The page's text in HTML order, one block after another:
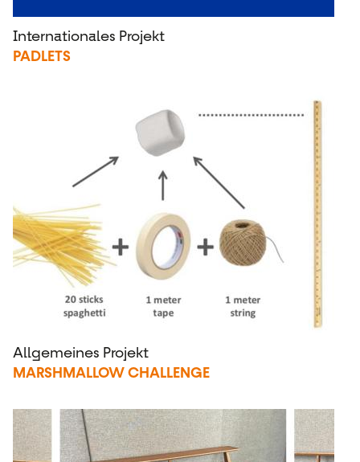
Internationales Projekt
PADLETS
Allgemeines Projekt
MARSHMALLOW CHALLENGE